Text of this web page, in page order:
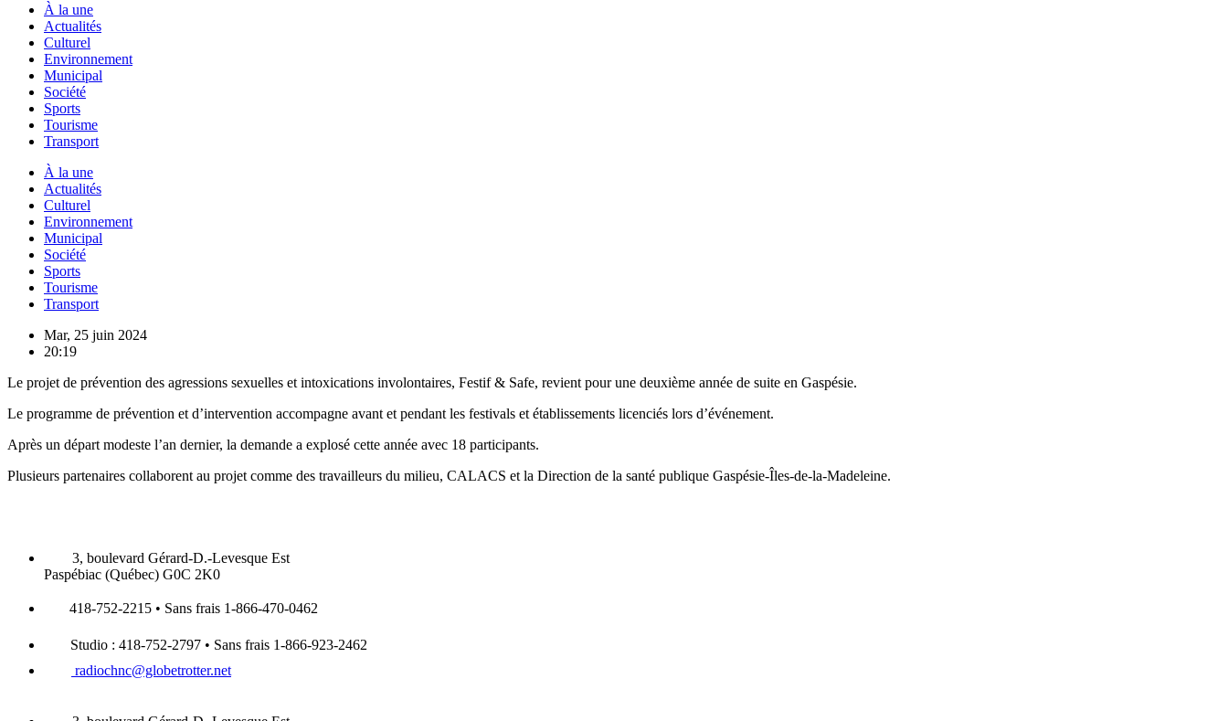
À la une
Actualités
Culturel
Environnement
Municipal
Société
Sports
Tourisme
Transport
À la une
Actualités
Culturel
Environnement
Municipal
Société
Sports
Tourisme
Transport
Mar, 25 juin 2024
20:19
Le projet de prévention des agressions sexuelles et intoxications involontaires, Festif & Safe, revient pour une deuxième année de suite en Gaspésie.
Le programme de prévention et d’intervention accompagne avant et pendant les festivals et établissements licenciés lors d’événement.
Après un départ modeste l’an dernier, la demande a explosé cette année avec 18 participants.
Plusieurs partenaires collaborent au projet comme des travailleurs du milieu, CALACS et la Direction de la santé publique Gaspésie-Îles-de-la-Madeleine.
3, boulevard Gérard-D.-Levesque Est
Paspébiac (Québec) G0C 2K0
418-752-2215 • Sans frais 1-866-470-0462
Studio : 418-752-2797 • Sans frais 1-866-923-2462
radiochnc@globetrotter.net